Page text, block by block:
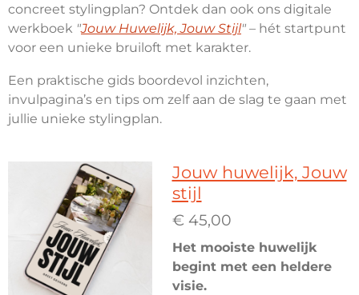
concreet stylingplan? Ontdek dan ook ons digitale
werkboek "Jouw Huwelijk, Jouw Stijl" – hét startpunt
voor een unieke bruiloft met karakter.
Een praktische gids boordevol inzichten,
invulpagina’s en tips om zelf aan de slag te gaan met
jullie unieke stylingplan.
Jouw huwelijk, Jouw
stijl
€ 45,00
Het mooiste huwelijk
begint met een heldere
visie.